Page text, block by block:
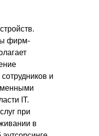
фирм-
и
IT.
при
в